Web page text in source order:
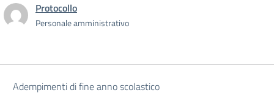
Protocollo
Personale amministrativo
Adempimenti di fine anno scolastico